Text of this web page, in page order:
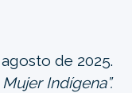
de 2025.
Indígena”.